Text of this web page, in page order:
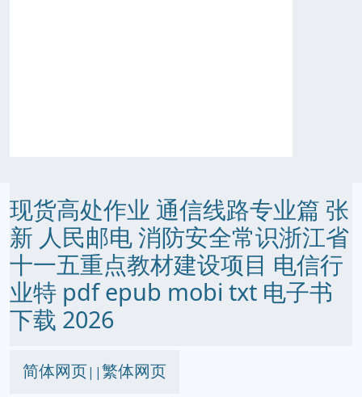
现货高处作业 通信线路专业篇 张
新 人民邮电 消防安全常识浙江省
十一五重点教材建设项目 电信行
业特 pdf epub mobi txt 电子书
下载 2026
简体网页||繁体网页